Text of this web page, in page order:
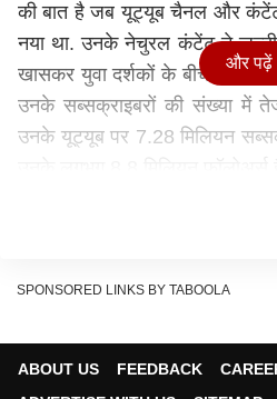
की बात है जब यूट्यूब चैनल और
नया था. उनके नेचुरल कंटेंट ने जल्दी
खासकर युवा दर्शकों के बीच वे
उनके सब्सक्राइबरों की संख्या
उनके यूट्यूब पर 7.28 मिलियन
और पढ़ें
SPONSORED LINKS BY TABOOLA
ABOUT US FEEDBACK